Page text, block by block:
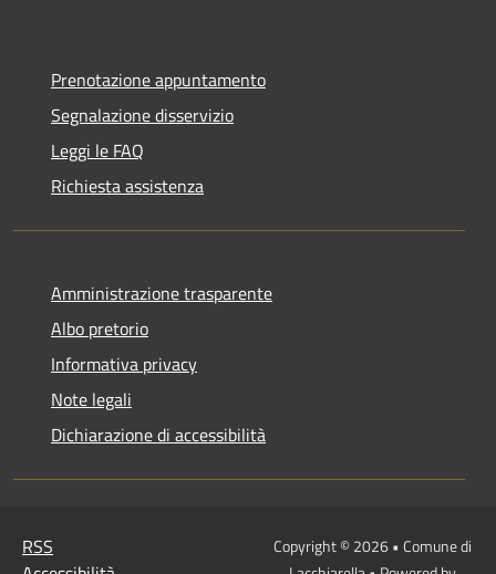
Prenotazione appuntamento
Segnalazione disservizio
Leggi le FAQ
Richiesta assistenza
Amministrazione trasparente
Albo pretorio
Informativa privacy
Note legali
Dichiarazione di accessibilità
RSS
Copyright © 2026 • Comune di